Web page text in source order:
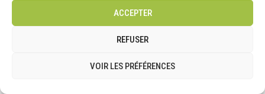
ACCEPTER
REFUSER
VOIR LES PRÉFÉRENCES